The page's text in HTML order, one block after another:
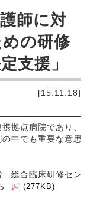
師に対
の研修
支援」
[15.11.18]
拠点病院であり、
中でも重要な意思
総合臨床研修セン
(277KB)